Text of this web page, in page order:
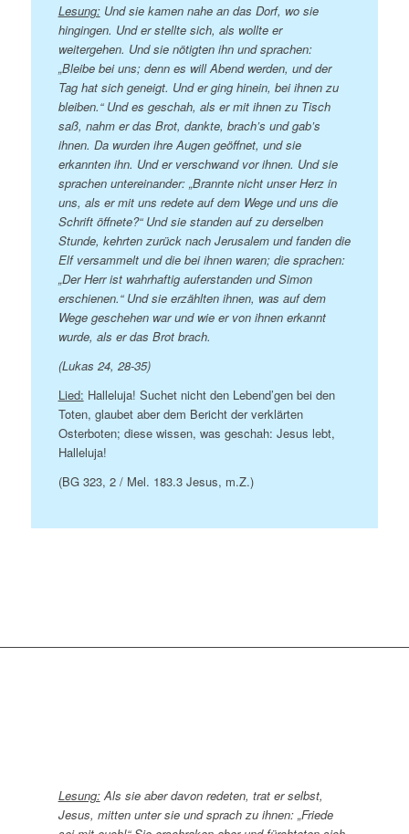
Lesung:Und sie kamen nahe an das Dorf, wo sie
hingingen. Und er stellte sich, als wollte er
weitergehen. Und sie nötigten ihn und sprachen:
„Bleibe bei uns; denn es will Abend werden, und der
Tag hat sich geneigt. Und er ging hinein, bei ihnen zu
bleiben.“ Und es geschah, als er mit ihnen zu Tisch
saß, nahm er das Brot, dankte, brach’s und gab’s
ihnen. Da wurden ihre Augen geöffnet, und sie
erkannten ihn. Und er verschwand vor ihnen. Und sie
sprachen untereinander: „Brannte nicht unser Herz in
uns, als er mit uns redete auf dem Wege und uns die
Schrift öffnete?“ Und sie standen auf zu derselben
Stunde, kehrten zurück nach Jerusalem und fanden die
Elf versammelt und die bei ihnen waren; die sprachen:
„Der Herr ist wahrhaftig auferstanden und Simon
erschienen.“ Und sie erzählten ihnen, was auf dem
Wege geschehen war und wie er von ihnen erkannt
wurde, als er das Brot brach.
(Lukas 24, 28-35)
Lied: Halleluja! Suchet nicht den Lebend’gen bei den
Toten, glaubet aber dem Bericht der verklärten
Osterboten; diese wissen, was geschah: Jesus lebt,
Halleluja!
(BG 323, 2 / Mel. 183.3 Jesus, m.Z.)
Lesung:Als sie aber davon redeten, trat er selbst,
Jesus, mitten unter sie und sprach zu ihnen: „Friede